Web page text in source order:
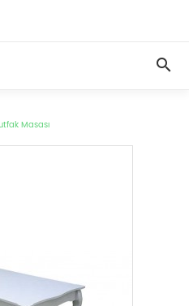
Masası